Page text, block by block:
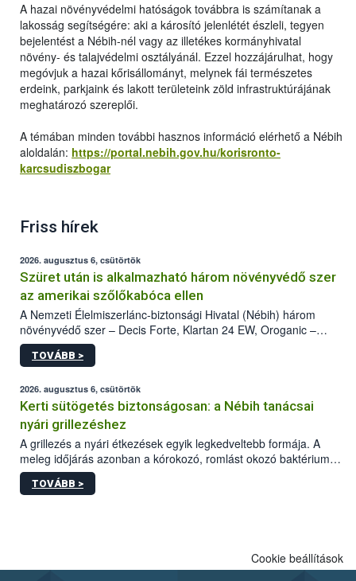
A hazai növényvédelmi hatóságok továbbra is számítanak a
lakosság segítségére: aki a károsító jelenlétét észleli, tegyen
bejelentést a Nébih-nél vagy az illetékes kormányhivatal
növény- és talajvédelmi osztályánál. Ezzel hozzájárulhat, hogy
megóvjuk a hazai kőrisállományt, melynek fái természetes
erdeink, parkjaink és lakott területeink zöld infrastruktúrájának
meghatározó szereplői.
A témában minden további hasznos információ elérhető a Nébih
aloldalán: https://portal.nebih.gov.hu/korisronto-
karcsudiszbogar
Friss hírek
2026. augusztus 6, csütörtök
Szüret után is alkalmazható három növényvédő szer
az amerikai szőlőkabóca ellen
A Nemzeti Élelmiszerlánc-biztonsági Hivatal (Nébih) három
növényvédő szer – Decis Forte, Klartan 24 EW, Oroganic –
engedélyokiratát módosította, így azok a szüretet követően,
egészen a vesszőérettség (BBCH 91) stádiumáig
érésű szőlőkben is legyen lehetőség a károsító elleni további
védekezésre. Az Oroganic készítmény kis kiszerelésben kiskerti
felhasználók számára is elérhető és ökológiai termesztésben is
engedélyezett.
TOVÁBB >
2026. augusztus 6, csütörtök
Kerti sütögetés biztonságosan: a Nébih tanácsai
nyári grillezéshez
A grillezés a nyári étkezések egyik legkedveltebb formája. A
meleg időjárás azonban a kórokozó, romlást okozó baktériumok
gyorsabb szaporodásának is kedvez. A szabadtéri sütögetés
ezért nem csupán a megfelelő sütési technikáról szól: legalább
TOVÁBB >
Cookie beállítások